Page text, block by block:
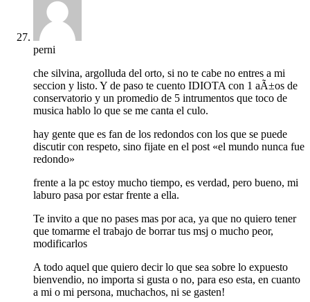
perni
che silvina, argolluda del orto, si no te cabe no entres a mi
seccion y listo. Y de paso te cuento IDIOTA con 1 aÃ±os de
conservatorio y un promedio de 5 intrumentos que toco de
musica hablo lo que se me canta el culo.
hay gente que es fan de los redondos con los que se puede
discutir con respeto, sino fijate en el post «el mundo nunca fue
redondo»
frente a la pc estoy mucho tiempo, es verdad, pero bueno, mi
laburo pasa por estar frente a ella.
Te invito a que no pases mas por aca, ya que no quiero tener
que tomarme el trabajo de borrar tus msj o mucho peor,
modificarlos
A todo aquel que quiero decir lo que sea sobre lo expuesto
bienvendio, no importa si gusta o no, para eso esta, en cuanto
a mi o mi persona, muchachos, ni se gasten!